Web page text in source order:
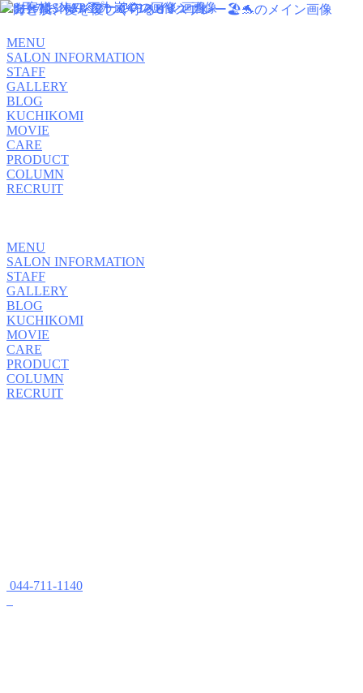
MENU
SALON INFORMATION
STAFF
GALLERY
BLOG
KUCHIKOMI
MOVIE
CARE
PRODUCT
COLUMN
RECRUIT
MENU
SALON INFORMATION
STAFF
GALLERY
BLOG
KUCHIKOMI
MOVIE
CARE
PRODUCT
COLUMN
RECRUIT
044-711-1140